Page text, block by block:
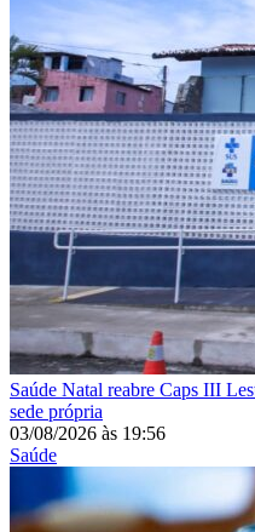
Saúde Natal reabre Caps III
sede própria
03/08/2026 às 19:56
Saúde